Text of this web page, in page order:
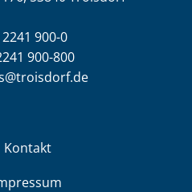
900-0
900-800
Kontakt